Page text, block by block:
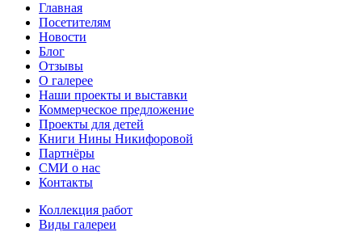
Главная
Посетителям
Новости
Блог
Отзывы
О галерее
Наши проекты и выставки
Коммерческое предложение
Проекты для детей
Книги Нины Никифоровой
Партнёры
СМИ о нас
Контакты
Коллекция работ
Виды галереи